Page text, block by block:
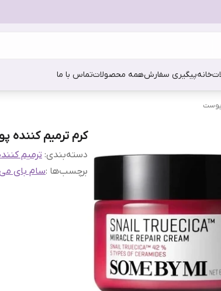
خانهپیگیری سفارشهمه محصولاتتماس با ما
پوست
کرم ترمیم کننده
دسته‌بندی: ترمیم
برچسب‌ها :سام بای